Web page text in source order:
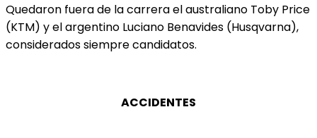
Quedaron fuera de la carrera el australiano Toby Price
(KTM) y el argentino Luciano Benavides (Husqvarna),
considerados siempre candidatos.
ACCIDENTES